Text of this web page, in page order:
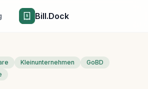
Bill.Dock
Kleinunternehmen
GoBD